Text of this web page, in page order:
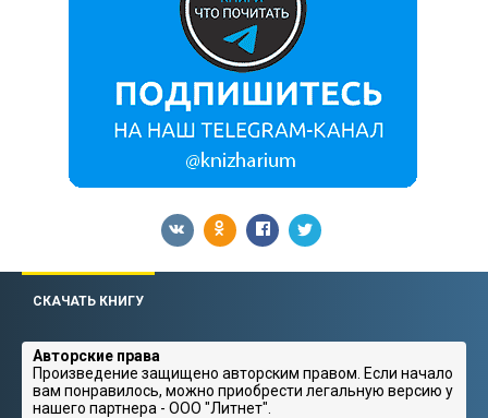
СКАЧАТЬ КНИГУ
Авторские права
Произведение защищено авторским правом. Если начало
вам понравилось, можно приобрести легальную версию у
нашего партнера - ООО "Литнет".